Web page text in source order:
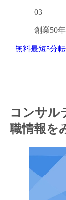
03
創業50
無料最短5分
コンサル
職情報を